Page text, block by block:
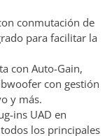
conmutación de
para facilitar la
con Auto-Gain,
con gestión
y más.
ins UAD en
los principales